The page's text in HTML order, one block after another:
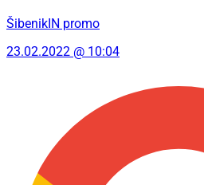
ŠibenikIN promo
23.02.2022 @ 10:04